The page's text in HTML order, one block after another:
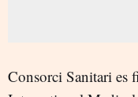
Consorci Sanitari es